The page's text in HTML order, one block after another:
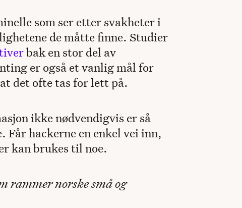
som ser etter svakheter i
de måtte finne. Studier
bak en stor del av
er også et vanlig mål for
det ofte tas for lett på.
ikke nødvendigvis er så
Får hackerne en enkel vei inn,
kan brukes til noe.
rammer norske små og